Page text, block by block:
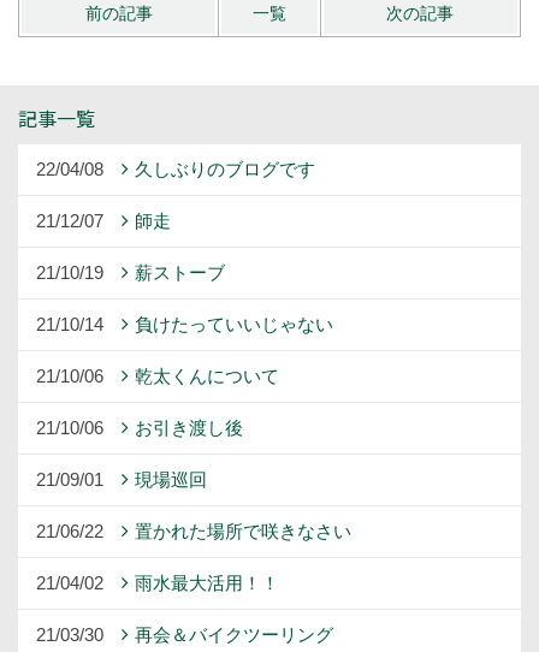
前の記事 一覧 次の記事
記事一覧
22/04/08 久しぶりのブログです
21/12/07 師走
21/10/19 薪ストーブ
21/10/14 負けたっていいじゃない
21/10/06 乾太くんについて
21/10/06 お引き渡し後
21/09/01 現場巡回
21/06/22 置かれた場所で咲きなさい
21/04/02 雨水最大活用！！
21/03/30 再会＆バイクツーリング